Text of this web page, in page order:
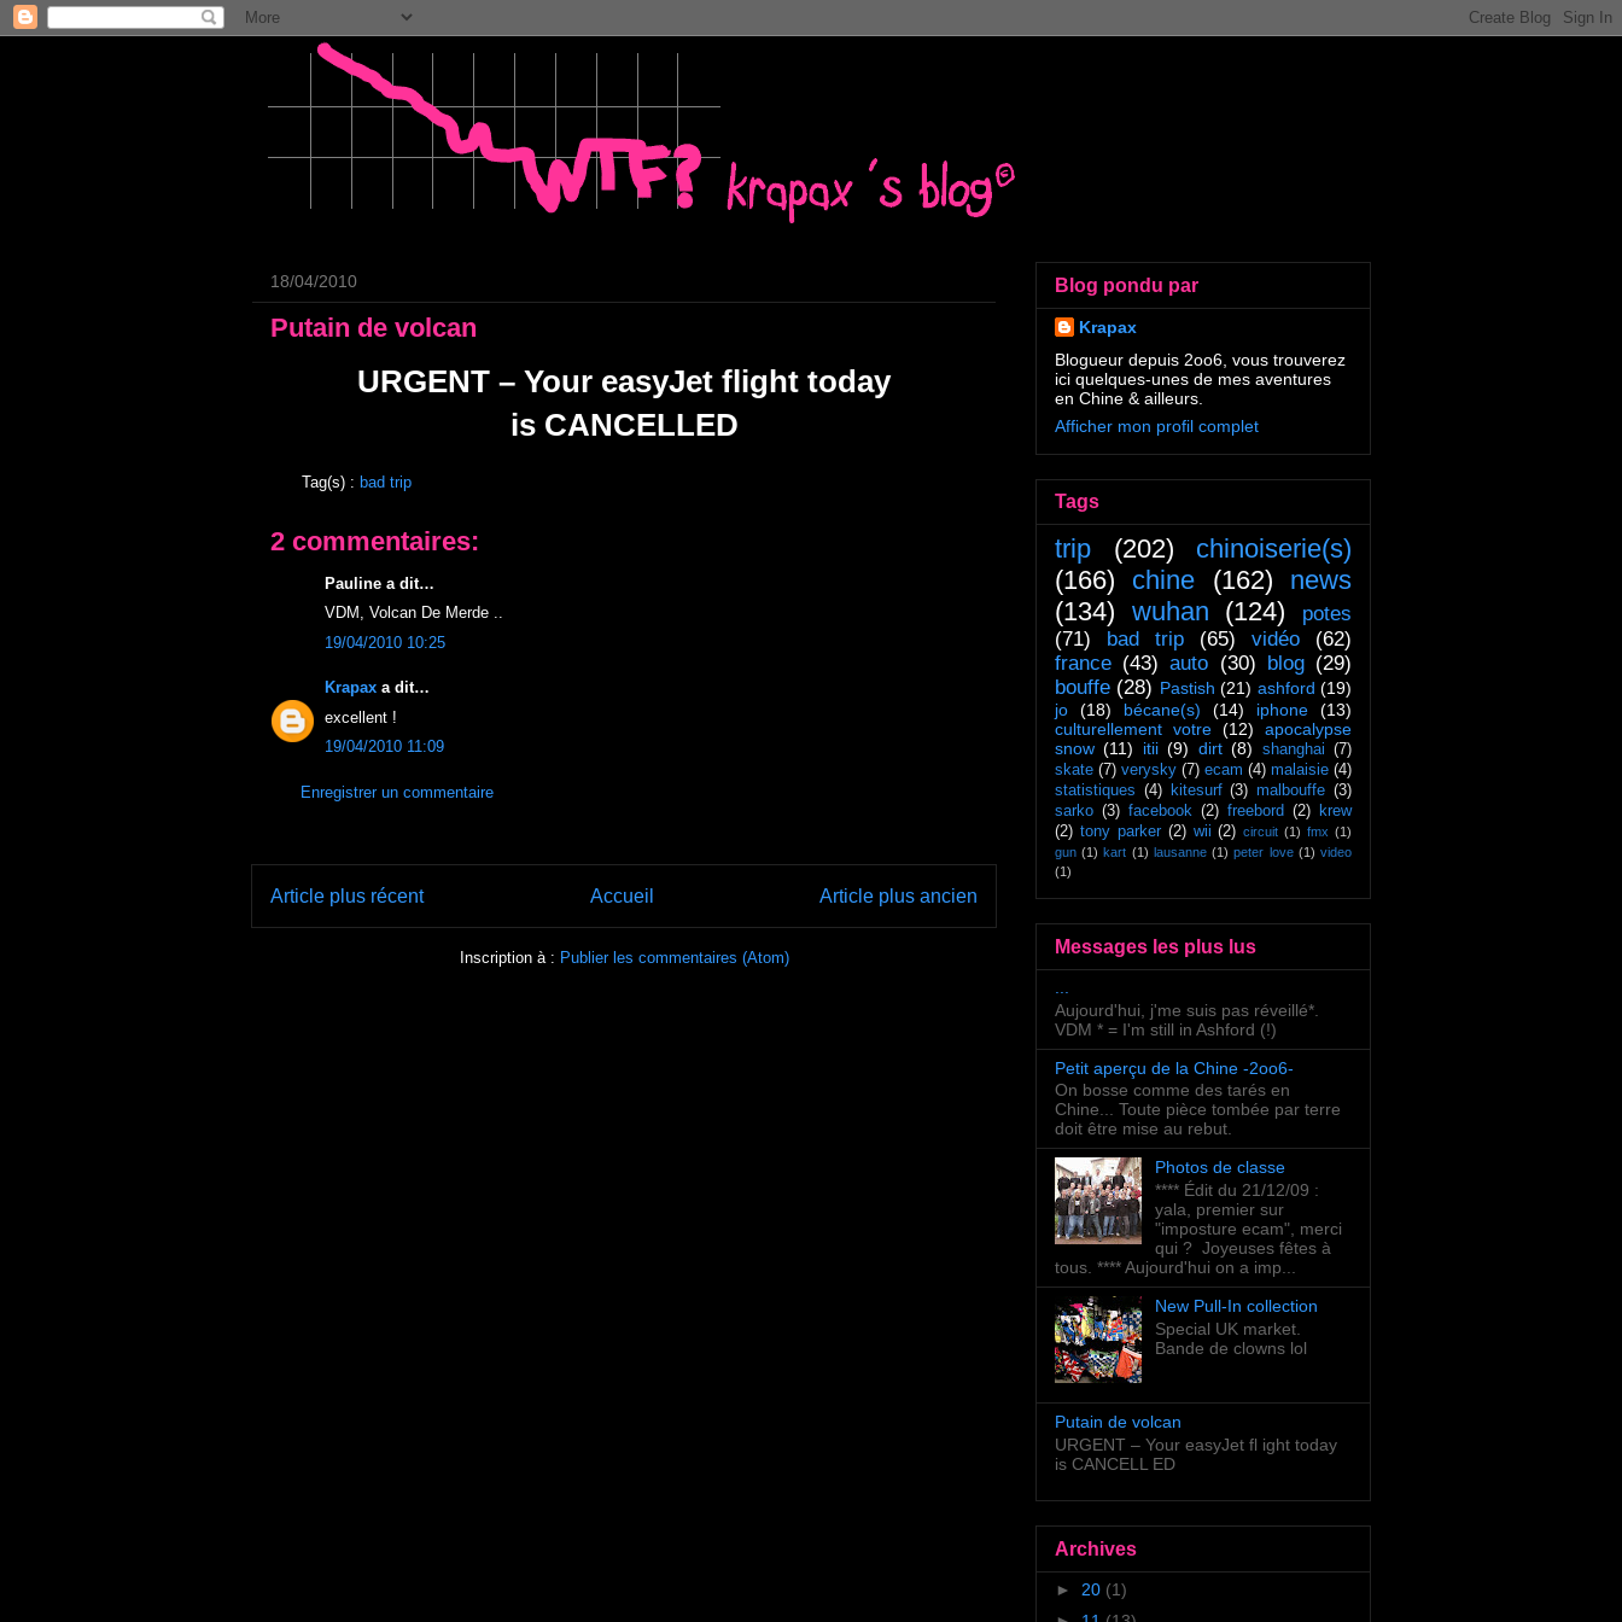
18/04/2010
Putain de volcan
URGENT – Your easyJet flight today
is CANCELLED
Tag(s) : bad trip
2 commentaires:
Pauline a dit…
VDM, Volcan De Merde ..
19/04/2010 10:25
Krapax a dit…
excellent !
19/04/2010 11:09
Enregistrer un commentaire
Article plus récent Article plus ancien
Accueil
Inscription à : Publier les commentaires (Atom)
Blog pondu par
Krapax
Blogueur depuis 2oo6, vous trouverez
ici quelques-unes de mes aventures
en Chine & ailleurs.
Afficher mon profil complet
Tags
trip (202)
chinoiserie(s)
(166)
chine (162)
news
(134) wuhan (124)
potes
(71)
bad trip (65) vidéo
(62)
france (43) auto (30) blog (29)
bouffe (28) Pastish (21) ashford (19)
jo
(18) bécane(s) (14) iphone
(13)
culturellement votre (12)
apocalypse
snow (11) itii (9) dirt (8) shanghai (7)
skate (7) verysky (7) ecam (4) malaisie (4)
statistiques (4) kitesurf (3) malbouffe (3)
sarko (3) facebook (2) freebord (2)
krew
(2) tony parker (2) wii (2) circuit (1) fmx (1)
gun (1) kart (1) lausanne (1) peter love (1) video
(1)
Messages les plus lus
Aujourd'hui, j'me suis pas réveillé*.
VDM * = I'm still in Ashford (!)
Petit aperçu de la Chine -2oo6-
On bosse comme des tarés en
Chine... Toute pièce tombée par terre
doit être mise au rebut.
Photos de classe
**** Édit du 21/12/09 :
yala, premier sur
"imposture ecam", merci
qui ? Joyeuses fêtes à
tous. **** Aujourd'hui on a imp...
New Pull-In collection
Special UK market.
Bande de clowns lol
Putain de volcan
URGENT – Your easyJet fl ight today
is CANCELL ED
Archives
► 20 (1)